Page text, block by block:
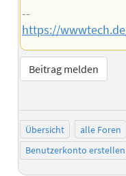
--
https://
Beitrag melden
Übersicht alle Foren
Benutzerkonto erstellen